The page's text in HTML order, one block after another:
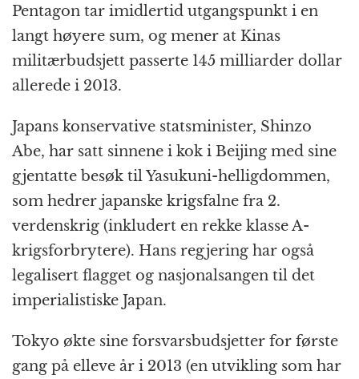
Pentagon tar imidlertid utgangspunkt i en
langt høyere sum, og mener at Kinas
militærbudsjett passerte 145 milliarder dollar
allerede i 2013.
Japans konservative statsminister, Shinzo
Abe, har satt sinnene i kok i Beijing med sine
gjentatte besøk til Yasukuni-helligdommen,
som hedrer japanske krigsfalne fra 2.
verdenskrig (inkludert en rekke klasse A-
krigsforbrytere). Hans regjering har også
legalisert flagget og nasjonalsangen til det
imperialistiske Japan.
Tokyo økte sine forsvarsbudsjetter for første
gang på elleve år i 2013 (en utvikling som har